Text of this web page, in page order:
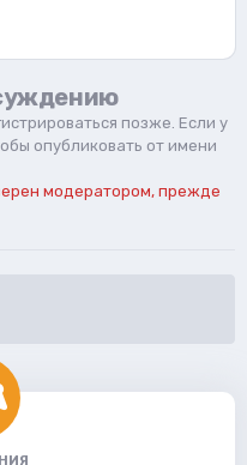
позже. Если у
опубликовать от имени
модератором, прежде